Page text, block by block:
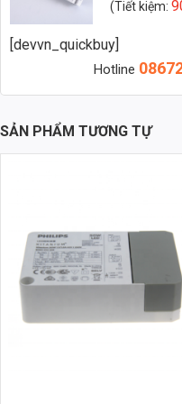
Chip LED Module SMD 50W
1. Tổng Quan Về Chip
Inside
Chip LED Module SMD 50W
hoàn chỉnh, tích hợp chip LED
1.1. Thông Số Kỹ Thuật
Công suất: 50W
Số lượng LED: 56
(Tiết kiệm:
[devvn_quickbuy]
Hotline
SẢN PHẨM TƯƠNG TỰ